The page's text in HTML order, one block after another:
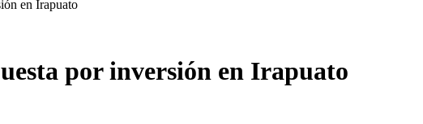
en Irapuato
por inversión en Irapuato